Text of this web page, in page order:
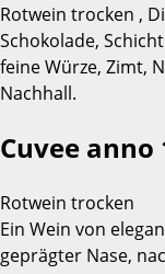
Rotwein trocken ,
Schokolade,
feine Würze, Zimt,
Nachhall.
Cuvee anno
Rotwein trocken
Ein Wein von
geprägter Nase,